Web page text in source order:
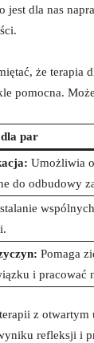
jest dla nas
że terapia
pomocna.
par
Umożliwia
do odbudowy
Pomaga
i pracować
z otwartym
refleksji i